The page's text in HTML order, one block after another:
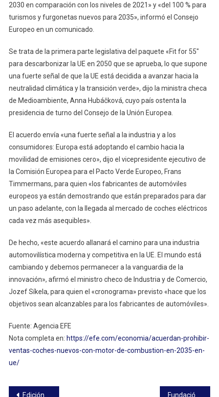
2030 en comparación con los niveles de 2021» y «del 100 % para
turismos y furgonetas nuevos para 2035», informó el Consejo
Europeo en un comunicado.
Se trata de la primera parte legislativa del paquete «Fit for 55″
para descarbonizar la UE en 2050 que se aprueba, lo que supone
una fuerte señal de que la UE está decidida a avanzar hacia la
neutralidad climática y la transición verde», dijo la ministra checa
de Medioambiente, Anna Hubáčková, cuyo país ostenta la
presidencia de turno del Consejo de la Unión Europea.
El acuerdo envía «una fuerte señal a la industria y a los
consumidores: Europa está adoptando el cambio hacia la
movilidad de emisiones cero», dijo el vicepresidente ejecutivo de
la Comisión Europea para el Pacto Verde Europeo, Frans
Timmermans, para quien «los fabricantes de automóviles
europeos ya están demostrando que están preparados para dar
un paso adelante, con la llegada al mercado de coches eléctricos
cada vez más asequibles».
De hecho, «este acuerdo allanará el camino para una industria
automovilística moderna y competitiva en la UE. El mundo está
cambiando y debemos permanecer a la vanguardia de la
innovación», afirmó el ministro checo de Industria y de Comercio,
Jozef Síkela, para quien el «cronograma» previsto «hace que los
objetivos sean alcanzables para los fabricantes de automóviles».
Fuente: Agencia EFE
Nota completa en: https://efe.com/economia/acuerdan-prohibir-
ventas-coches-nuevos-con-motor-de-combustion-en-2035-en-
ue/
Edición N° 60